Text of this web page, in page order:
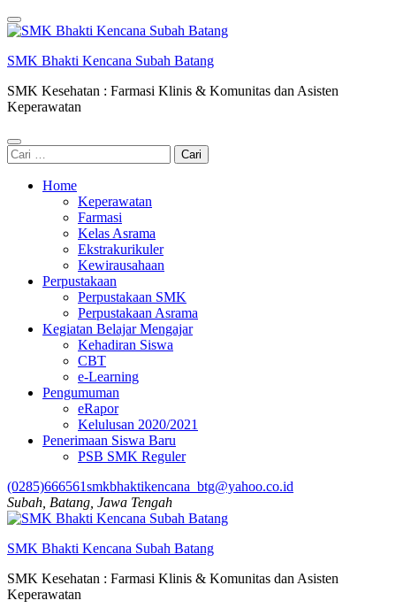
Lompat
ke
(Tekan
SMK Bhakti Kencana Subah Batang
SMK Kesehatan : Farmasi Klinis & Komunitas dan Asisten
Keperawatan
Cari
untuk:
Home
Keperawatan
Farmasi
Kelas Asrama
Ekstrakurikuler
Kewirausahaan
Perpustakaan
Perpustakaan SMK
Perpustakaan Asrama
Kegiatan Belajar Mengajar
Kehadiran Siswa
CBT
e-Learning
Pengumuman
eRapor
Kelulusan 2020/2021
Penerimaan Siswa Baru
PSB SMK Reguler
(0285)666561smkbhaktikencana_btg@yahoo.co.id
Subah, Batang, Jawa Tengah
SMK Bhakti Kencana Subah Batang
SMK Kesehatan : Farmasi Klinis & Komunitas dan Asisten
Keperawatan